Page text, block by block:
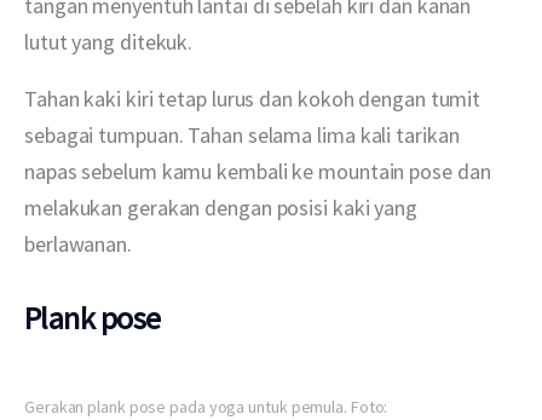
lutut yang ditekuk.
Tahan kaki kiri tetap lurus dan kokoh dengan tumit
sebagai tumpuan. Tahan selama lima kali tarikan
napas sebelum kamu kembali ke mountain pose dan
melakukan gerakan dengan posisi kaki yang
berlawanan.
Plank pose
Gerakan plank pose pada yoga untuk pemula. Foto: